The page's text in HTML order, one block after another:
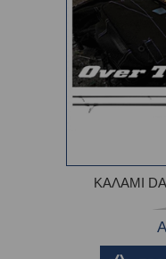
ΚΑΛΑΜΙ